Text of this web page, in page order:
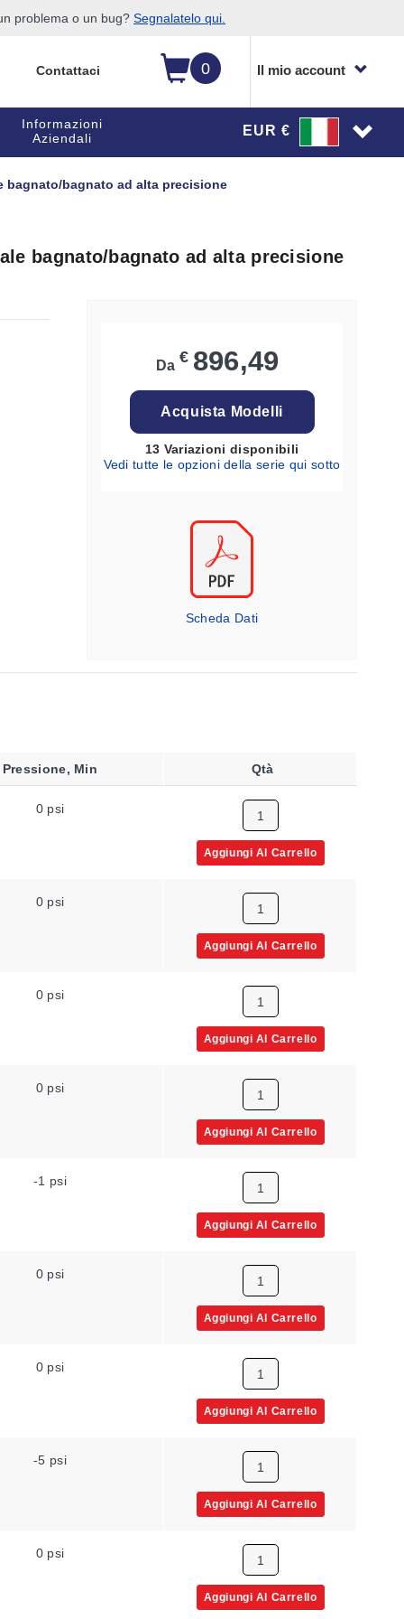
problema o un bug? Segnalatelo qui.
0 Il mio account
Contattaci
Informazioni
Aziendali
EUR €
bagnato/bagnato ad alta precisione
bagnato/bagnato ad alta precisione
Da € 896,49
Acquista Modelli
13 Variazioni disponibili
Vedi tutte le opzioni della serie qui sotto
Scheda Dati
Pressione, Min Qtà
0 psi
Aggiungi Al Carrello
0 psi
Aggiungi Al Carrello
0 psi
Aggiungi Al Carrello
0 psi
Aggiungi Al Carrello
-1 psi
Aggiungi Al Carrello
0 psi
Aggiungi Al Carrello
0 psi
Aggiungi Al Carrello
-5 psi
Aggiungi Al Carrello
0 psi
Aggiungi Al Carrello